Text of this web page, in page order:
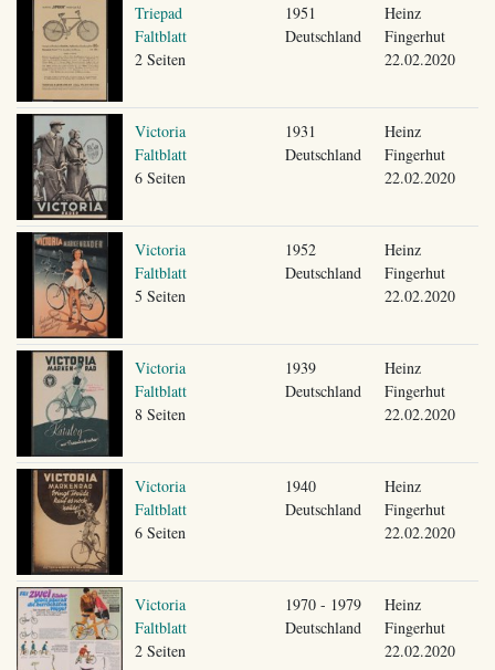
Triepad
Faltblatt
2 Seiten
1951
Deutschland
Heinz
Fingerhut
22.02.2020
Victoria
Faltblatt
6 Seiten
1931
Deutschland
Heinz
Fingerhut
22.02.2020
Victoria
Faltblatt
5 Seiten
1952
Deutschland
Heinz
Fingerhut
22.02.2020
Victoria
Faltblatt
8 Seiten
1939
Deutschland
Heinz
Fingerhut
22.02.2020
Victoria
Faltblatt
6 Seiten
1940
Deutschland
Heinz
Fingerhut
22.02.2020
Victoria
Faltblatt
2 Seiten
1970 - 1979
Deutschland
Heinz
Fingerhut
22.02.2020